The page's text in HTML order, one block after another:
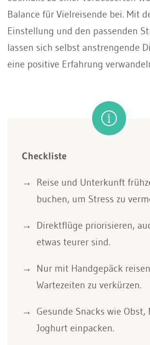
Balance für Vielreisende bei. Mit
Einstellung und den passenden
lassen sich selbst anstrengende
eine positive Erfahrung
Checkliste
Reise und Unterkunft
buchen, um Stress zu
Direktflüge priorisieren,
etwas teurer sind.
Nur mit Handgepäck
Wartezeiten zu verkürzen.
Gesunde Snacks wie Obst,
Joghurt einpacken.